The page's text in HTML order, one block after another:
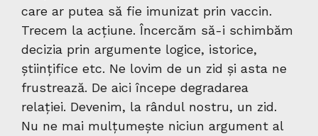
care ar putea să fie imunizat prin vaccin.
Trecem la acțiune. Încercăm să-i schimbăm
decizia prin argumente logice, istorice,
științifice etc. Ne lovim de un zid și asta ne
frustrează. De aici începe degradarea
relației. Devenim, la rândul nostru, un zid.
Nu ne mai mulțumește niciun argument al